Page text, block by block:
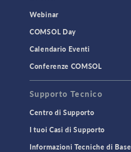
Webinar
COMSOL Day
Calendario Eventi
Conferenze COMSOL
Supporto Tecnico
Centro di Supporto
I tuoi Casi di Supporto
Informazioni Tecniche di Base